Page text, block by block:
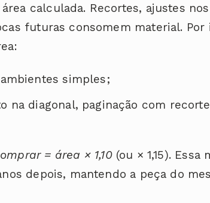
calculada. Recortes, ajustes
futuras consomem material. Por
simples;
na diagonal, paginação com
= área × 1,10(ou × 1,15). Essa
depois, mantendo a peça do